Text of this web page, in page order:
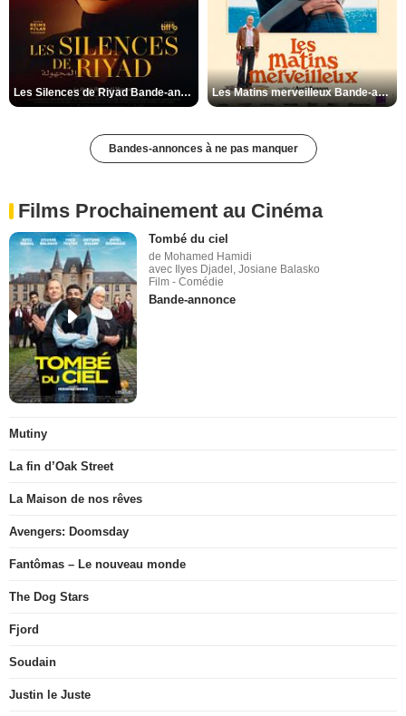
Les Silences de Riyad Bande-annonce VO STFR Les Matins merveilleux Bande-annonce VF
Bandes-annonces à ne pas manquer
Films Prochainement au Cinéma
Tombé du ciel
de Mohamed Hamidi
avec Ilyes Djadel, Josiane Balasko
Film - Comédie
Bande-annonce
Mutiny
La fin d’Oak Street
La Maison de nos rêves
Avengers: Doomsday
Fantômas – Le nouveau monde
The Dog Stars
Fjord
Soudain
Justin le Juste